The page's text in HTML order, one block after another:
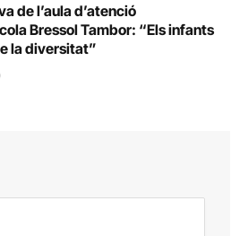
de l’aula d’atenció
Bressol Tambor: “Els infants
la diversitat”